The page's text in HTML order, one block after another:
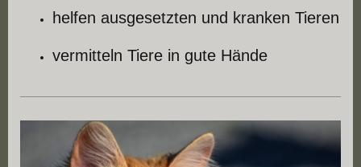
helfen ausgesetzten und kranken Tieren
vermitteln Tiere in gute Hände